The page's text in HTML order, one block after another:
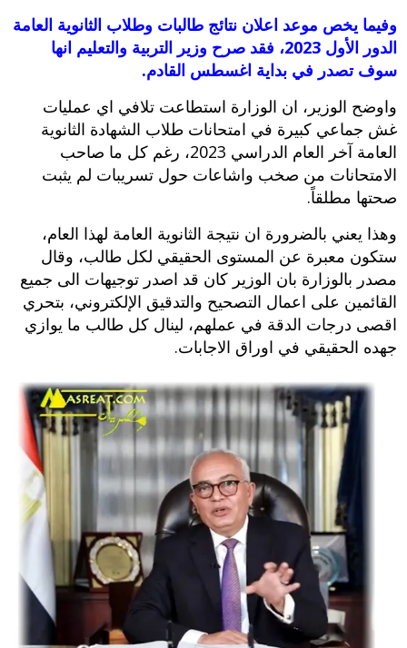
وفيما يخص موعد اعلان نتائج طالبات وطلاب الثانوية العامة
الدور الأول 2023، فقد صرح وزير التربية والتعليم انها
سوف تصدر في بداية اغسطس القادم.
واوضح الوزير، ان الوزارة استطاعت تلافي اي عمليات
غش جماعي كبيرة في امتحانات طلاب الشهادة الثانوية
العامة آخر العام الدراسي 2023، رغم كل ما صاحب
الامتحانات من صخب واشاعات حول تسريبات لم يثبت
صحتها مطلقاً.
وهذا يعني بالضرورة ان نتيجة الثانوية العامة لهذا العام،
ستكون معبرة عن المستوى الحقيقي لكل طالب، وقال
مصدر بالوزارة بان الوزير كان قد اصدر توجيهات الى جميع
القائمين على اعمال التصحيح والتدقيق الإلكتروني، بتحري
اقصى درجات الدقة في عملهم، لينال كل طالب ما يوازي
جهده الحقيقي في اوراق الاجابات.